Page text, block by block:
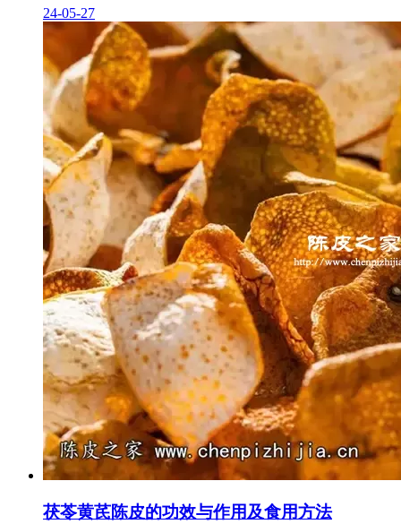
24-05-27
茯苓黄芪陈皮的功效与作用及食用方法